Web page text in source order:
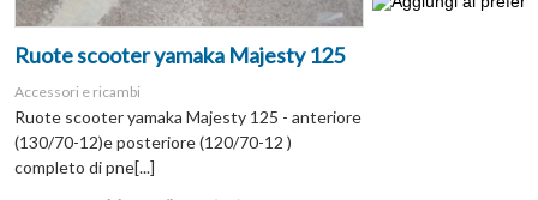
Ruote scooter yamaka Majesty 125
Accessori e ricambi
Ruote scooter yamaka Majesty 125 - anteriore
(130/70-12)e posteriore (120/70-12 )
completo di pne[...]